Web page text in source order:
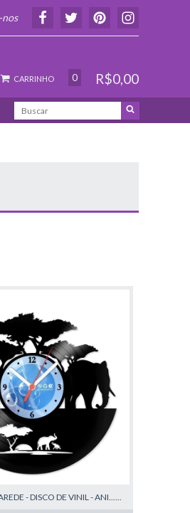
nos
CARRINHO 0 R$0,00
- DISCO DE VINIL - ANI......